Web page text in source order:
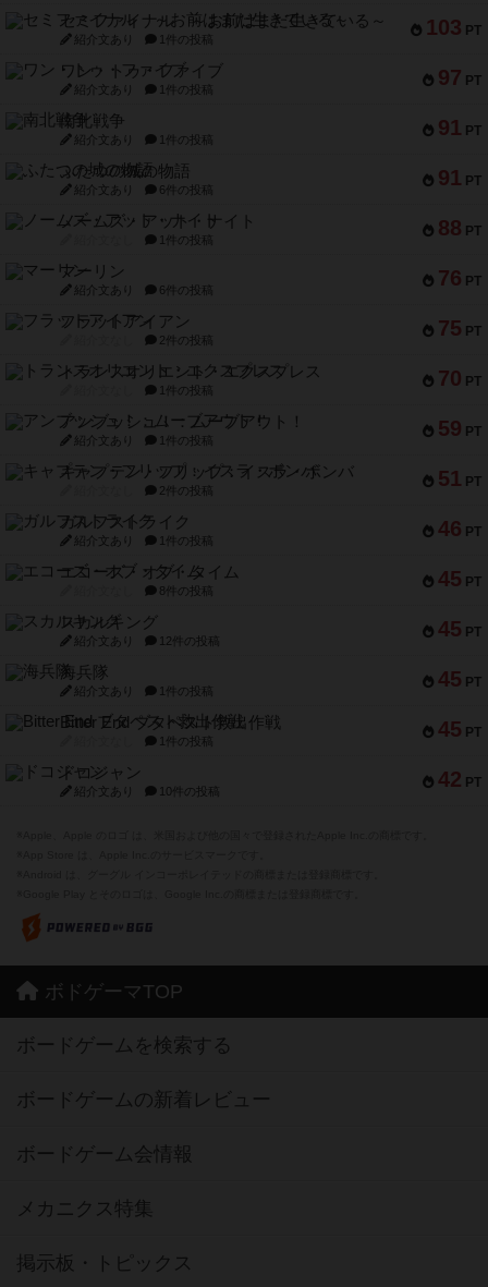
103 PT
セミファイナル ～お前はまだ生きている～
紹介文あり 1件の投稿
97 PT
ワン・トゥ・ファイブ
紹介文あり 1件の投稿
91 PT
南北戦争
紹介文あり 1件の投稿
91 PT
ふたつの城の物語
紹介文あり 6件の投稿
88 PT
ノームズ・アット・ナイト
1件の投稿
76 PT
マーリン
紹介文あり 6件の投稿
75 PT
フラットアイアン
2件の投稿
70 PT
トランスオリエント・エクスプレス
1件の投稿
59 PT
アンブッシュ！：ムーブアウト！
紹介文あり 1件の投稿
51 PT
キャプテン・フリップ：イスラ・ボンバ
2件の投稿
46 PT
ガルフストライク
紹介文あり 1件の投稿
45 PT
エコーズ・オブ・タイム
8件の投稿
45 PT
スカルキング
紹介文あり 12件の投稿
45 PT
海兵隊
紹介文あり 1件の投稿
45 PT
Bitter End ブタペスト救出作戦
1件の投稿
42 PT
ドコジャン
紹介文あり 10件の投稿
ボドゲーマTOP
ボードゲームを検索する
ボードゲームの新着レビュー
ボードゲーム会情報
メカニクス特集
掲示板・トピックス